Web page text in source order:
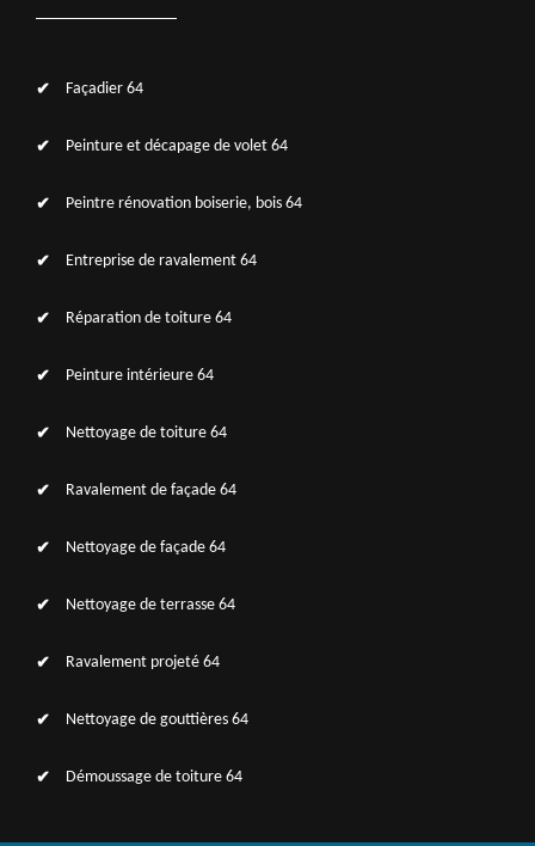
Façadier 64
Peinture et décapage de volet 64
Peintre rénovation boiserie, bois 64
Entreprise de ravalement 64
Réparation de toiture 64
Peinture intérieure 64
Nettoyage de toiture 64
Ravalement de façade 64
Nettoyage de façade 64
Nettoyage de terrasse 64
Ravalement projeté 64
Nettoyage de gouttières 64
Démoussage de toiture 64